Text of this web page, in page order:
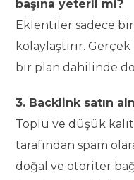
başına yeterli mi?
Eklentiler sadece
kolaylaştırır.
bir plan dahilinde
3. Backlink satın
Toplu ve düşük
tarafından spam
doğal ve otoriter